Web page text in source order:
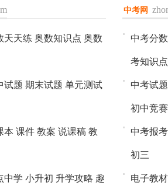
天天练 奥数知识点 奥数
试题 期末试题 单元测试
本 课件 教案 说课稿 教
中学 小升初 升学攻略 趣
中考网
进入>>
中考分
考知识
中考试
初中竞
中考报考
初三
电子教材